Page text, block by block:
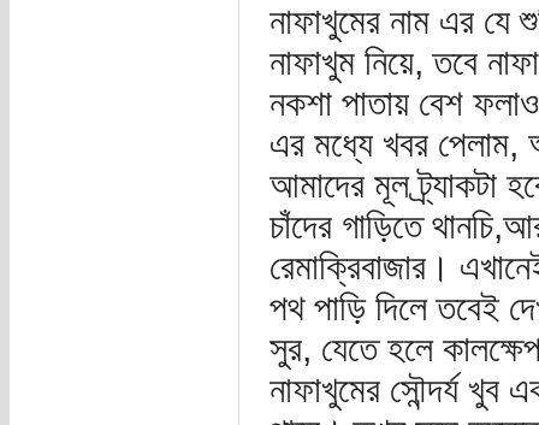
নাফাখুমের নাম এর যে
নাফাখুম নিয়ে, তবে
নকশা পাতায় বেশ
এর মধ্যে খবর
আমাদের মূল ট্র্যাকটা
চাঁদের গাড়িতে
রেমাক্রিবাজার।
পথ পাড়ি দিলে তবেই
সুর, যেতে হলে
নাফাখুমের সৌন্দর্য খুব